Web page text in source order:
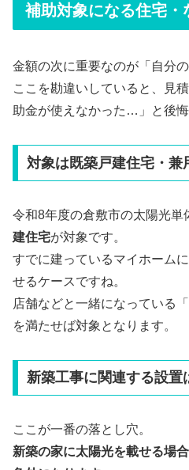
補助対象になる住宅・
金額の次に重要なのが「自分
ここを勘違いしていると、見
助金が使えなかった…」と後悔
対象は既築戸建住宅・兼
令和8年度の倉敷市の太陽光単
建住宅が対象です。
すでに建っているマイホーム
せるケースですね。
店舗などと一緒になっている
を満たせば対象となります。
新築工事に関連する設置
ここが一番の落とし穴。
新築の家に太陽光を載せる場